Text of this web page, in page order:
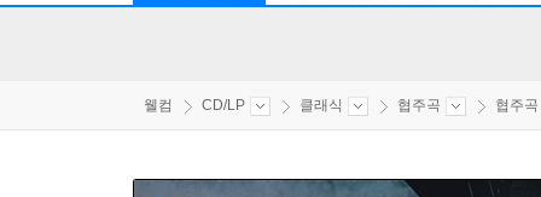
웰컴 CD/LP 클래식 협주곡 협주